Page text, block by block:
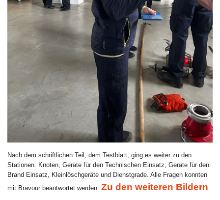
Nach dem schriftlichen Teil, dem Testblatt, ging es weiter zu den
Stationen: Knoten, Geräte für den Technischen Einsatz, Geräte für den
Brand Einsatz, Kleinlöschgeräte und Dienstgrade. Alle Fragen konnten
mit Bravour beantwortet werden. Zu den weiteren Bildern